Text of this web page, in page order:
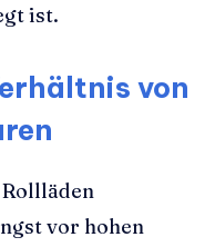
ist.
von
vor hohen